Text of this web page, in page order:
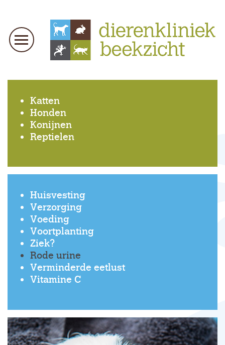
Katten
Honden
Konijnen
Reptielen
Huisvesting
Verzorging
Voeding
Voortplanting
Ziek?
Rode urine
Verminderde eetlust
Vitamine C